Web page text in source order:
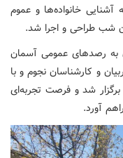
آشنایی خانواده‌ها و عموم
شب طراحی و اجرا شد.
به رصدهای عمومی آسمان
و کارشناسان نجوم و با
شد و فرصت تجربه‌ای
آورد.